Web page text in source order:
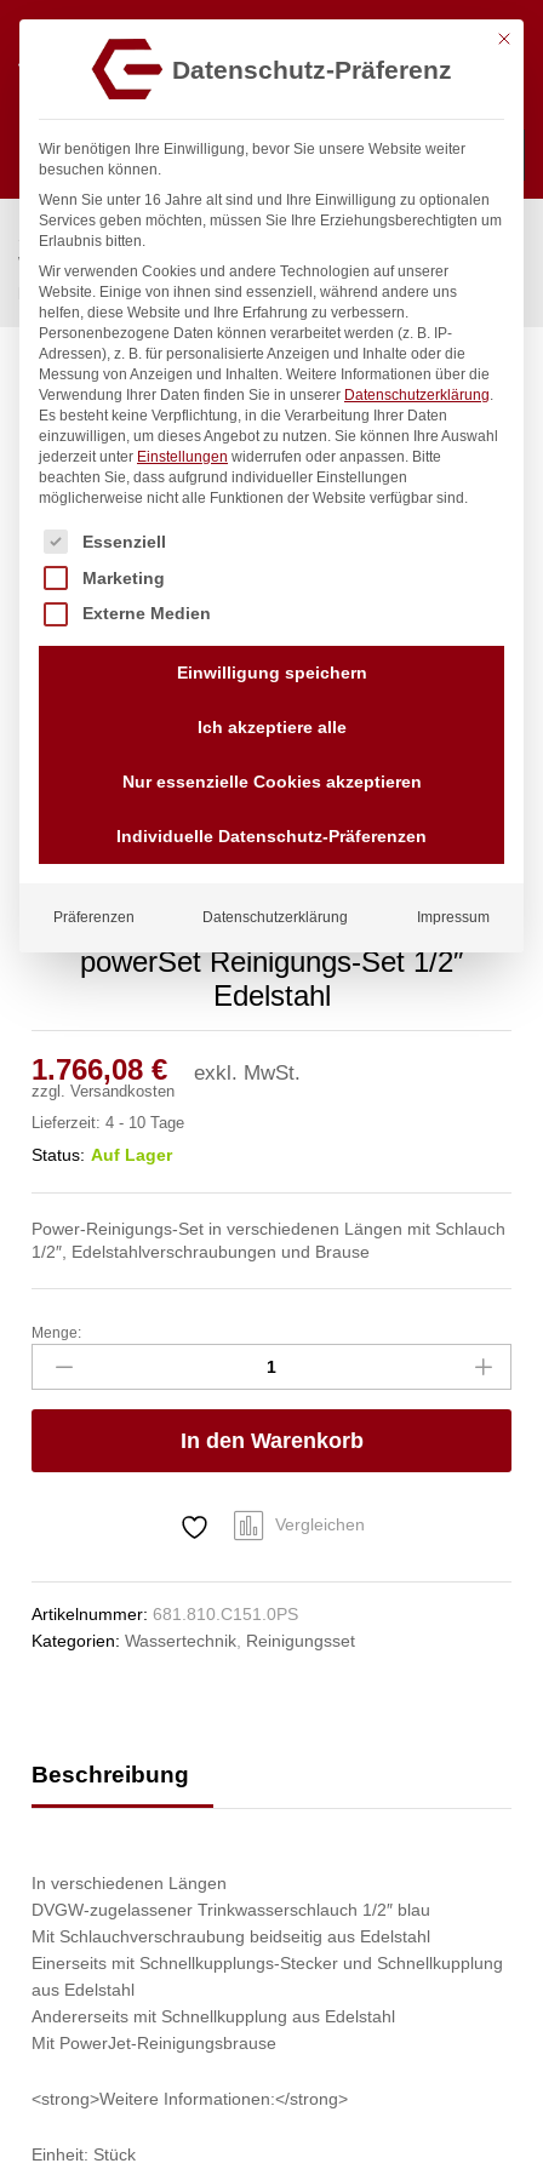
Suchen
Start / Gastronomiebedarf & Gastro Geräte für Profis
Wassertechnik
Reinigungsset
powerSet Reinigungs-Set 1/2″ Edelstahl
powerSet Reinigungs-Set 1/2″
Edelstahl
1.766,08€ exkl. MwSt.
zzgl.Versandkosten
Lieferzeit:4 - 10 Tage
Status: Auf Lager
Power-Reinigungs-Set in verschiedenen Längen mit Schlauch
1/2″, Edelstahlverschraubungen und Brause
powerSet
Reinigungs-
Set
1/2"
Anzahl
Menge:
In den Warenkorb
Vergleichen
Artikelnummer:681.810.C151.0PS
Kategorien:Wassertechnik, Reinigungsset
Beschreibung
In verschiedenen Längen
DVGW-zugelassener Trinkwasserschlauch 1/2″ blau
Mit Schlauchverschraubung beidseitig aus Edelstahl
Einerseits mit Schnellkupplungs-Stecker und Schnellkupplung
aus Edelstahl
Andererseits mit Schnellkupplung aus Edelstahl
Mit PowerJet-Reinigungsbrause
<strong>Weitere Informationen:</strong>
Einheit: Stück
Mit
Datenschutz-Präferenz
Wir benötigen Ihre Einwilligung, bevor Sie unsere Website weiter
besuchen können.
Wenn Sie unter 16 Jahre alt sind und Ihre Einwilligung zu optionalen
Services geben möchten, müssen Sie Ihre Erziehungsberechtigten um
Erlaubnis bitten.
Wir verwenden Cookies und andere Technologien auf unserer
Website. Einige von ihnen sind essenziell, während andere uns
helfen, diese Website und Ihre Erfahrung zu verbessern.
Personenbezogene Daten können verarbeitet werden (z. B. IP-
Adressen), z. B. für personalisierte Anzeigen und Inhalte oder die
Messung von Anzeigen und Inhalten. Weitere Informationen über die
Verwendung Ihrer Daten finden Sie in unserer Datenschutzerklärung.
Es besteht keine Verpflichtung, in die Verarbeitung Ihrer Daten
einzuwilligen, um dieses Angebot zu nutzen. Sie können Ihre Auswahl
jederzeit unter Einstellungen widerrufen oder anpassen. Bitte
beachten Sie, dass aufgrund individueller Einstellungen
möglicherweise nicht alle Funktionen der Website verfügbar sind.
Es folgt eine Liste der Service-Gruppen, für die eine
Essenziell
Marketing
Externe Medien
Einwilligung speichern
Ich akzeptiere alle
Nur essenzielle Cookies akzeptieren
Individuelle Datenschutz-Präferenzen
Präferenzen Datenschutzerklärung Impressum